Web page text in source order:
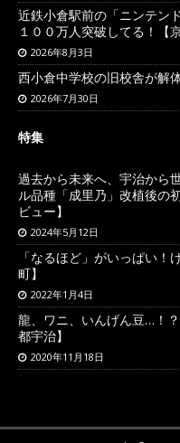
近鉄小倉駅前の「ニンテン
１００万人突破してる！【
2026年8月3日
西小倉中学校の旧校舎が解
2026年7月30日
特集
過去から未来へ、宇治から
ル品種「成里乃」改植後の
ビュー】
2024年5月12日
「なるほど」がいっぱい
町】
2022年1月4日
龍、ワニ、いんげん豆…！
都宇治】
2020年11月18日